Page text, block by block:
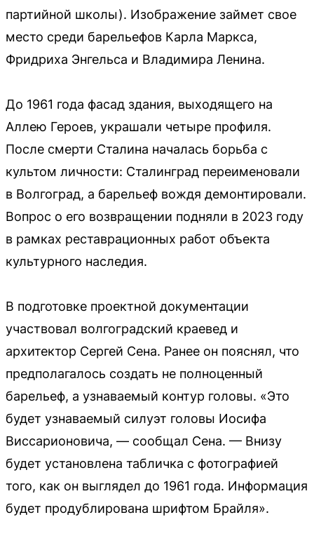
партийной школы). Изображение займет свое
место среди барельефов Карла Маркса,
Фридриха Энгельса и Владимира Ленина.
До 1961 года фасад здания, выходящего на
Аллею Героев, украшали четыре профиля.
После смерти Сталина началась борьба с
культом личности: Сталинград переименовали
в Волгоград, а барельеф вождя демонтировали.
Вопрос о его возвращении подняли в 2023 году
в рамках реставрационных работ объекта
культурного наследия.
В подготовке проектной документации
участвовал волгоградский краевед и
архитектор Сергей Сена. Ранее он пояснял, что
предполагалось создать не полноценный
барельеф, а узнаваемый контур головы. «Это
будет узнаваемый силуэт головы Иосифа
Виссарионовича, — сообщал Сена. — Внизу
будет установлена табличка с фотографией
того, как он выглядел до 1961 года. Информация
будет продублирована шрифтом Брайля».